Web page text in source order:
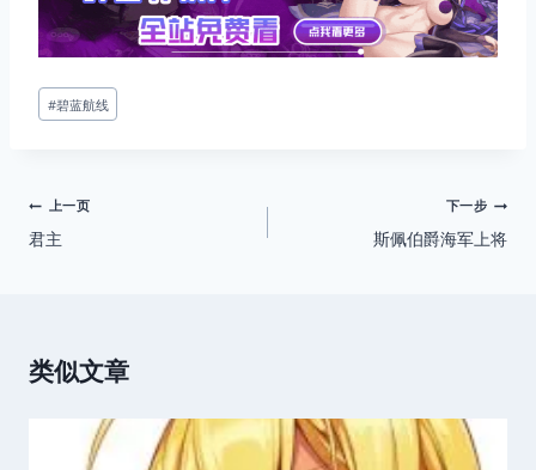
文
章
#碧蓝航线
文
章
上一页
君主
下一步
斯佩伯爵海军上将
类似文章